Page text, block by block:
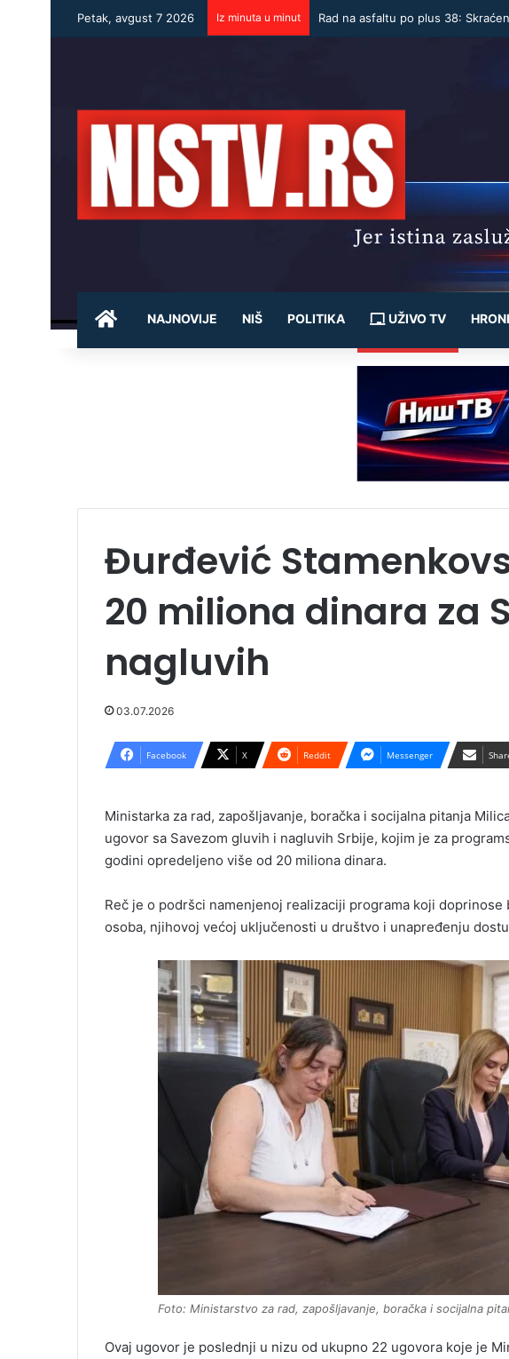
Petak, avgust 7 2026 Iz minuta u minut Rad na asfaltu po plus 38:
POČETNA
NAJNOVIJE NIŠ POLITIKA UŽIVO TV
Đurđević
20 miliona dinara za
nagluvih
03.07.2026
Facebook X Reddit Messenger
Ministarka za rad, zapošljavanje, boračka i socijalna pitanja
ugovor sa Savezom gluvih i nagluvih Srbije, kojim je za
godini opredeljeno više od 20 miliona dinara.
Reč je o podršci namenjenoj realizaciji programa koji
osoba, njihovoj većoj uključenosti u društvo i unapređenju
Foto: Ministarstvo za rad, zapošljavanje, boračka i socijalna
Ovaj ugovor je poslednji u nizu od ukupno 22 ugovora koje je